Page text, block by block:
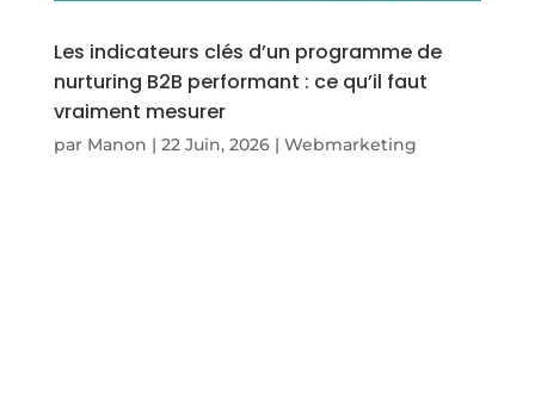
Les indicateurs clés d’un programme de
nurturing B2B performant : ce qu’il faut
vraiment mesurer
par Manon | 22 Juin, 2026| Webmarketing